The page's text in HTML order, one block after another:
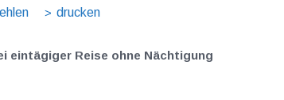
drucken
eintägiger Reise ohne Nächtigung